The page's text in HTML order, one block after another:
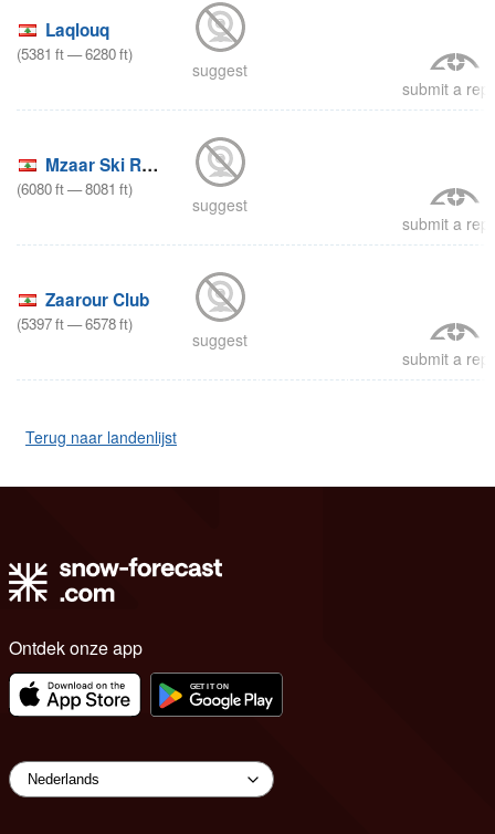
Laqlouq
(5381 ft—6280ft)
suggest
submit a
Mzaar Ski Resort
(6080ft—8081 ft)
suggest
submit a
Zaarour Club
(5397ft—6578ft)
suggest
submit a
Terug naar landenlijst
Ontdek onze app